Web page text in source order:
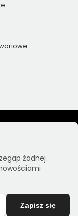
żadnej
Zapisz się